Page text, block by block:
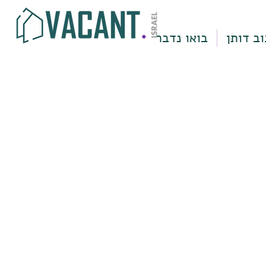
בואו נדבר דותן